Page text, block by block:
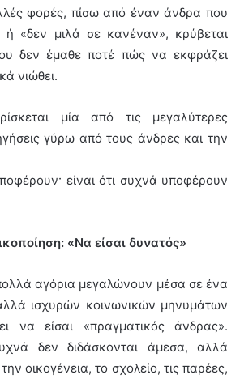
φορές, πίσω από έναν άνδρα που
ή «δεν μιλά σε κανέναν», κρύβεται
δεν έμαθε ποτέ πώς να εκφράζει
νιώθει.
μία από τις μεγαλύτερες
γύρω από τους άνδρες και την
είναι ότι συχνά υποφέρουν
«Να είσαι δυνατός»
αγόρια μεγαλώνουν μέσα σε ένα
ισχυρών κοινωνικών μηνυμάτων
να είσαι «πραγματικός άνδρας».
δεν διδάσκονται άμεσα, αλλά
οικογένεια, το σχολείο, τις παρέες,